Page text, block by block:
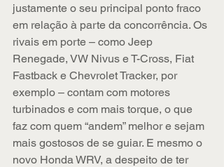
justamente o seu principal ponto fraco
em relação à parte da concorrência. Os
rivais em porte – como Jeep
Renegade, VW Nivus e T-Cross, Fiat
Fastback e Chevrolet Tracker, por
exemplo – contam com motores
turbinados e com mais torque, o que
faz com quem “andem” melhor e sejam
mais gostosos de se guiar. E mesmo o
novo Honda WRV, a despeito de ter